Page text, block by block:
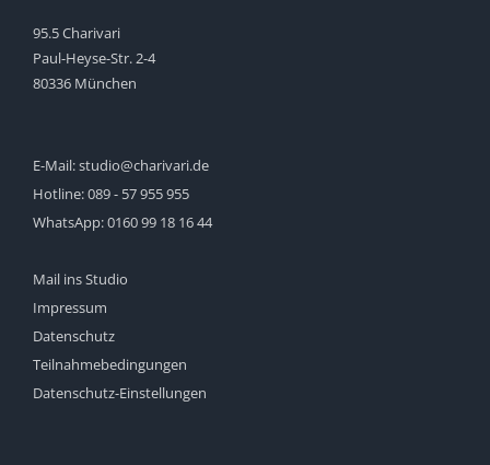
95.5 Charivari
Paul-Heyse-Str. 2-4
80336 München
E-Mail:studio@charivari.de
Hotline:089 - 57 955 955
WhatsApp:0160 99 18 16 44
Mail ins Studio
Impressum
Datenschutz
Teilnahmebedingungen
Datenschutz-Einstellungen